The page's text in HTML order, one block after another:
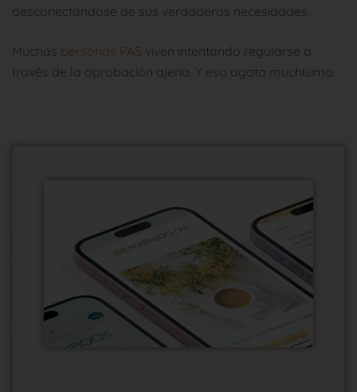
desconectándose de sus verdaderas necesidades.
Muchas personas PAS viven intentando regularse a
través de la aprobación ajena. Y eso agota muchísimo.